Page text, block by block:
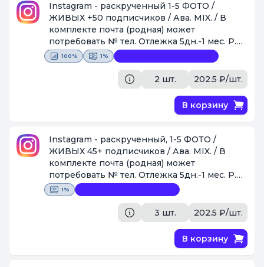
Instagram - раскрученный 1-5 ФОТО /
ЖИВЫХ +50 подписчиков / Ава. MIX. / В
комплекте почта (родная) может
потребовать № тел. Отлежка 5дн.-1 мес. P.S.
Так же по количеству подписчиков может
быть ,как + так и небольшой - .
[Поставщик #44]
100% 1%
2 шт. 202.5 ₽/шт.
В корзину
Instagram - раскрученный, 1-5 ФОТО /
ЖИВЫХ 45+ подписчиков / Ава. MIX. / В
комплекте почта (родная) может
потребовать № тел. Отлежка 5дн.-1 мес. P.S.
Так же по количеству подписчиков может
быть ,как + так и небольшой - .
[Поставщик #44]
1%
3 шт. 202.5 ₽/шт.
В корзину